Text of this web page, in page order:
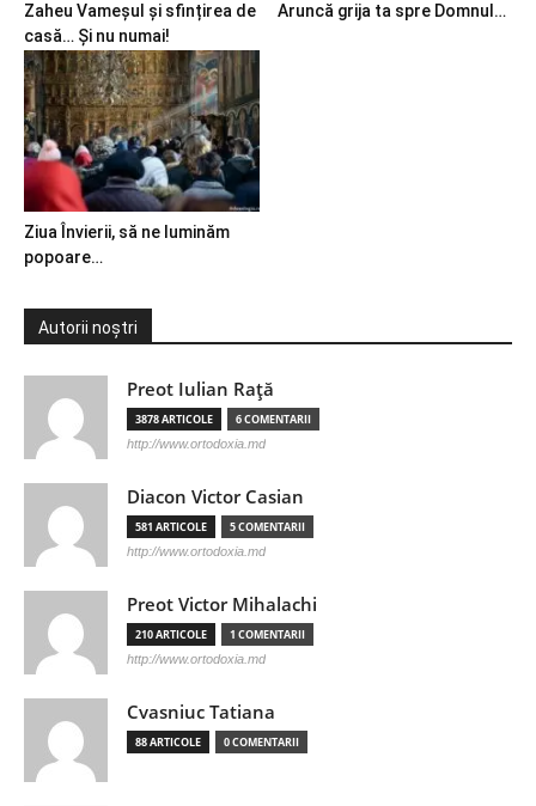
Zaheu Vameșul și sfințirea de
casă… Și nu numai!
Aruncă grija ta spre Domnul…
Ziua Învierii, să ne luminăm
popoare…
Autorii noștri
Preot Iulian Raţă
3878 ARTICOLE 6 COMENTARII
http://www.ortodoxia.md
Diacon Victor Casian
581 ARTICOLE 5 COMENTARII
http://www.ortodoxia.md
Preot Victor Mihalachi
210 ARTICOLE 1 COMENTARII
http://www.ortodoxia.md
Cvasniuc Tatiana
88 ARTICOLE 0 COMENTARII